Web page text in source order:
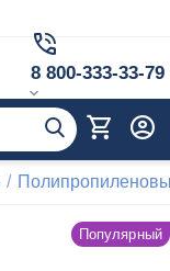
8 800-333-33-79
/
Популярный